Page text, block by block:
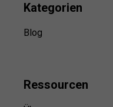
Kategorien
Blog
Ressourcen